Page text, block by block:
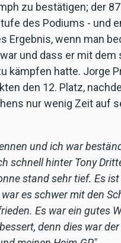
zu bestätigen; der
des Podiums - und
Ergebnis, wenn man
und dass er mit
kämpfen hatte. Jorge
den 12. Platz,
nur wenig Zeit auf
und ich war
schnell hinter Tony
stand sehr tief. Es
es schwer mit den
Es war ein gutes
denn dies war